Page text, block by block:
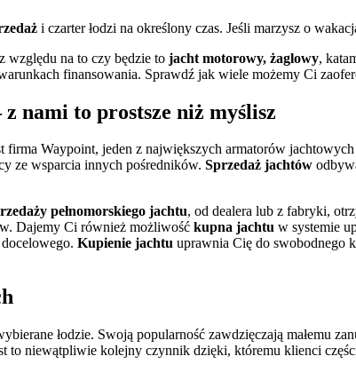
i czarter łodzi na określony czas. Jeśli marzysz o
względu na to czy będzie to jacht motorowy, żaglowy,
finansowania. Sprawdź jak wiele możemy Ci
nami to prostsze niż myślisz
Waypoint, jeden z największych armatorów
ze wsparcia innych pośredników. Sprzedaż jachtów
pełnomorskiego jachtu, od dealera lub z fabryki,
Dajemy Ci również możliwość kupna jachtu w systemie
Kupienie jachtu uprawnia Cię do swobodnego
łodzie. Swoją popularność zawdzięczają małemu
to niewątpliwie kolejny czynnik dzięki, któremu klienci